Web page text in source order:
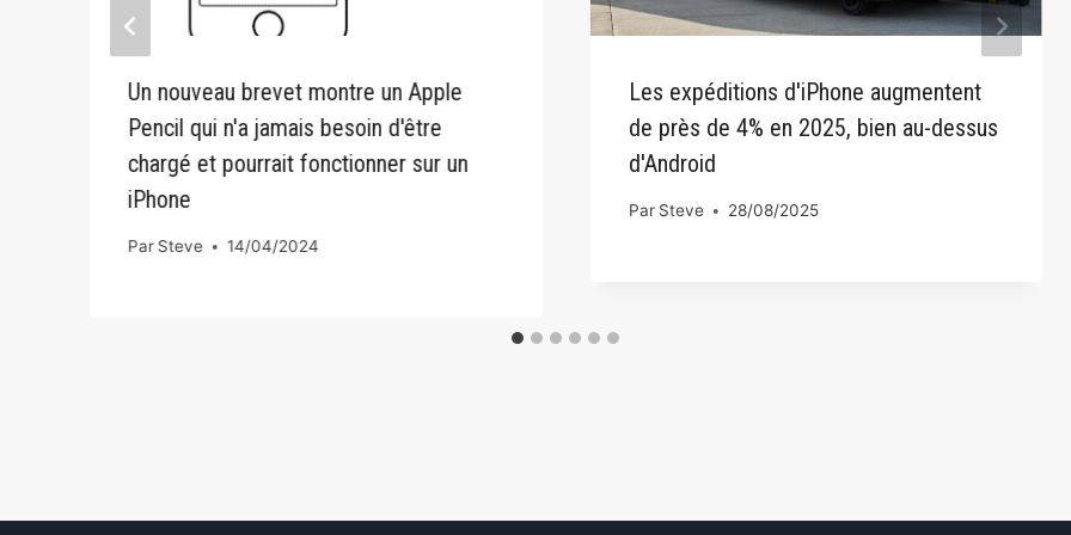
Un nouveau brevet montre un Apple
Pencil qui n'a jamais besoin d'être
chargé et pourrait fonctionner sur un
iPhone
ParSteve 14/04/2024
Les expéditions d'iPhone augmentent
de près de 4% en 2025, bien au-dessus
d'Android
Par Steve 28/08/2025